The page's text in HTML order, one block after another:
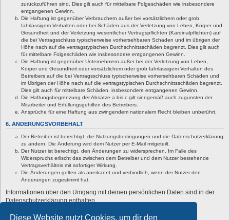
Diese Website nutzt Cookies, um dir den
zurückzuführen sind. Dies gilt auch für mittelbare Folgeschäden wie insbesondere
entgangenen Gewinn.
Die Haftung ist gegenüber Verbrauchern außer bei vorsätzlichem oder grob
fahrlässigem Verhalten oder bei Schäden aus der Verletzung von Leben, Körper und
Gesundheit und der Verletzung wesentlicher Vertragspflichten (Kardinalpflichten) auf
die bei Vertragsschluss typischerweise vorhersehbaren Schäden und im übrigen der
Höhe nach auf die vertragstypischen Durchschnittsschäden begrenzt. Dies gilt auch
für mittelbare Folgeschäden wie insbesondere entgangenen Gewinn.
Die Haftung ist gegenüber Unternehmern außer bei der Verletzung von Leben,
Körper und Gesundheit oder vorsätzlichem oder grob fahrlässigem Verhalten des
Betreibers auf die bei Vertragsschluss typischerweise vorhersehbaren Schäden und
im Übrigen der Höhe nach auf die vertragstypischen Durchschnittsschäden begrenzt.
Dies gilt auch für mittelbare Schäden, insbesondere entgangenen Gewinn.
Die Haftungsbegrenzung der Absätze a bis c gilt sinngemäß auch zugunsten der
Mitarbeiter und Erfüllungsgehilfen des Betreibers.
Ansprüche für eine Haftung aus zwingendem nationalem Recht bleiben unberührt.
6. ÄNDERUNGSVORBEHALT
Der Betreiber ist berechtigt, die Nutzungsbedingungen und die Datenschutzerklärung
zu ändern. Die Änderung wird dem Nutzer per E-Mail mitgeteilt.
Der Nutzer ist berechtigt, den Änderungen zu widersprechen. Im Falle des
Widerspruchs erlischt das zwischen dem Betreiber und dem Nutzer bestehende
Vertragsverhältnis mit sofortiger Wirkung.
Die Änderungen gelten als anerkannt und verbindlich, wenn der Nutzer den
Änderungen zugestimmt hat.
Informationen über den Umgang mit deinen persönlichen Daten sind in der
Datenschutzerklärung enthalten.